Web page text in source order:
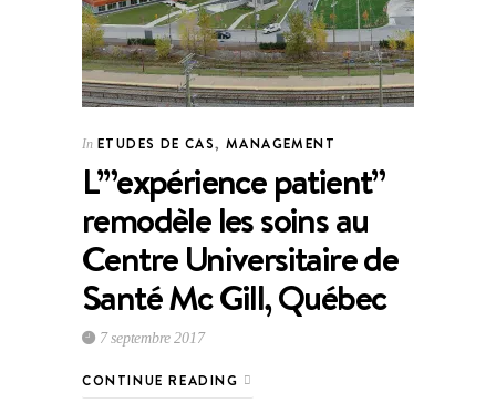
In ETUDES DE CAS,MANAGEMENT
L’”expérience patient”
remodèle les soins au
Centre Universitaire de
Santé Mc Gill, Québec
7 septembre 2017
CONTINUE READING